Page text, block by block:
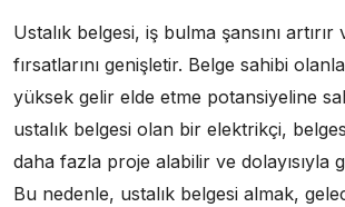
Ustalık belgesi, iş bulma şansını
fırsatlarını genişletir. Belge sahibi
yüksek gelir elde etme potansiyeline
ustalık belgesi olan bir elektrikçi,
daha fazla proje alabilir ve dolayısıyla
Bu nedenle, ustalık belgesi almak,